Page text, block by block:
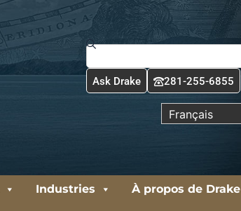
Rechercher
Ask Drake 281-255-6855
Français
Industries À propos de Drake